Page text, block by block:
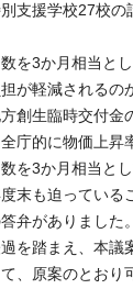
支援学校27校
を3か月相当と
が軽減されるの
創生臨時交付金
庁的に物価上昇
を3か月相当と
末も迫っている
弁がありました。
を踏まえ、本議
、原案のとおり